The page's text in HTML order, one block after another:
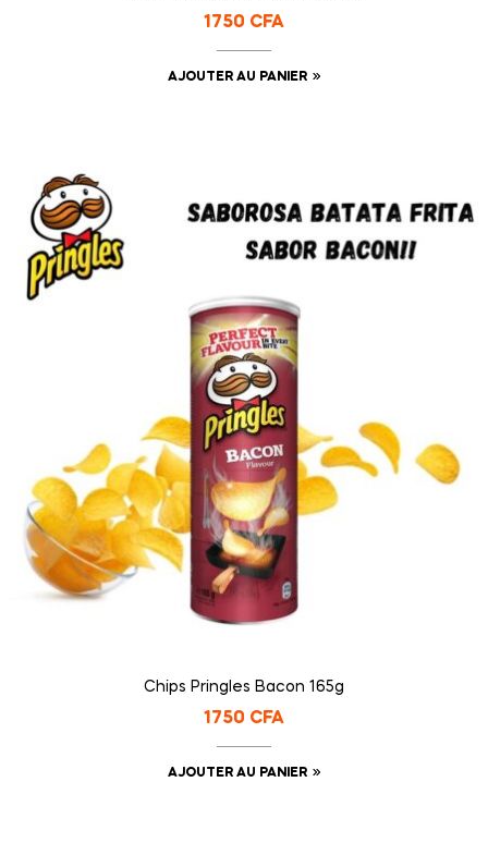
1750 CFA
AJOUTER AU PANIER
Chips Pringles Bacon 165g
1750 CFA
AJOUTER AU PANIER